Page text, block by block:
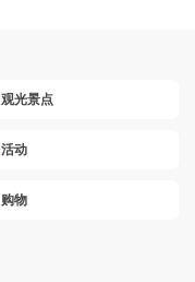
观光景点
活动
购物